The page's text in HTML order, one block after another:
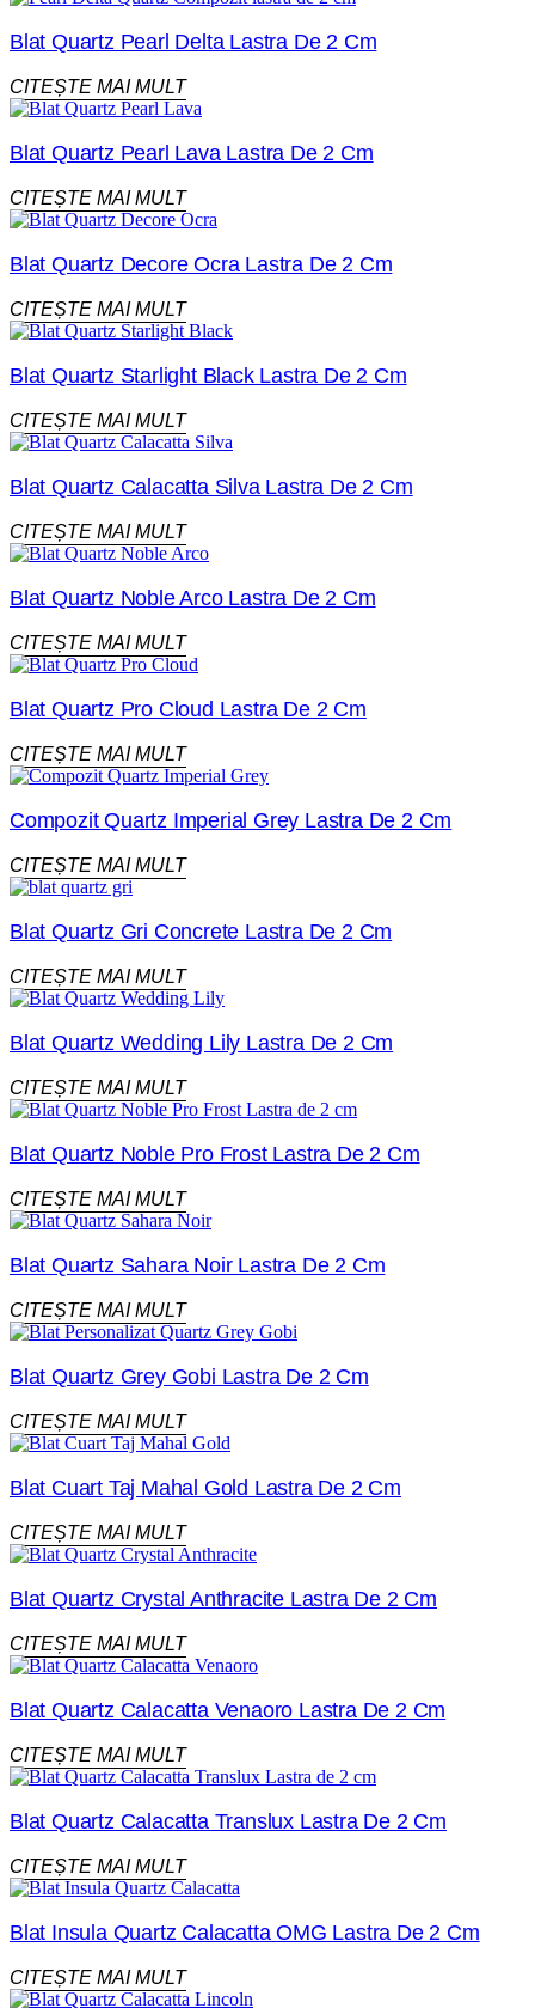
Blat Quartz Pearl Delta Lastra De 2 Cm
CITEȘTE MAI MULT
Blat Quartz Pearl Lava Lastra De 2 Cm
CITEȘTE MAI MULT
Blat Quartz Decore Ocra Lastra De 2 Cm
CITEȘTE MAI MULT
Blat Quartz Starlight Black Lastra De 2 Cm
CITEȘTE MAI MULT
Blat Quartz Calacatta Silva Lastra De 2 Cm
CITEȘTE MAI MULT
Blat Quartz Noble Arco Lastra De 2 Cm
CITEȘTE MAI MULT
Blat Quartz Pro Cloud Lastra De 2 Cm
CITEȘTE MAI MULT
Compozit Quartz Imperial Grey Lastra De 2 Cm
CITEȘTE MAI MULT
Blat Quartz Gri Concrete Lastra De 2 Cm
CITEȘTE MAI MULT
Blat Quartz Wedding Lily Lastra De 2 Cm
CITEȘTE MAI MULT
Blat Quartz Noble Pro Frost Lastra De 2 Cm
CITEȘTE MAI MULT
Blat Quartz Sahara Noir Lastra De 2 Cm
CITEȘTE MAI MULT
Blat Quartz Grey Gobi Lastra De 2 Cm
CITEȘTE MAI MULT
Blat Cuart Taj Mahal Gold Lastra De 2 Cm
CITEȘTE MAI MULT
Blat Quartz Crystal Anthracite Lastra De 2 Cm
CITEȘTE MAI MULT
Blat Quartz Calacatta Venaoro Lastra De 2 Cm
CITEȘTE MAI MULT
Blat Quartz Calacatta Translux Lastra De 2 Cm
CITEȘTE MAI MULT
Blat Insula Quartz Calacatta OMG Lastra De 2 Cm
CITEȘTE MAI MULT